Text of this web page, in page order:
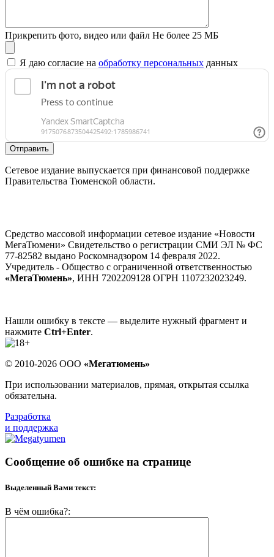
Прикрепить фото, видео или файл Не более 25 МБ
Я даю согласие на обработку персональных данных
Отправить
Сетевое издание выпускается при финансовой поддержке
Правительства Тюменской области.
Средство массовой информации сетевое издание «Новости
МегаТюмени» Свидетельство о регистрации СМИ ЭЛ № ФС
77-82582 выдано Роскомнадзором 14 февраля 2022.
Учредитель - Общество с ограниченной ответственностью
«МегаТюмень», ИНН 7202209128 ОГРН 1107232023249.
Нашли ошибку в тексте — выделите нужный фрагмент и
нажмите Ctrl+Enter.
© 2010-2026 ООО «Мегатюмень»
При использовании материалов, прямая, открытая ссылка
обязательна.
Разработка
и поддержка
Сообщение об ошибке на странице
Выделенный Вами текст:
В чём ошибка?: